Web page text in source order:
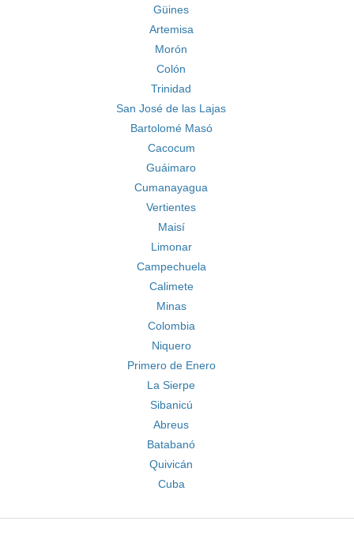
Güines
Artemisa
Morón
Colón
Trinidad
San José de las Lajas
Bartolomé Masó
Cacocum
Guáimaro
Cumanayagua
Vertientes
Maisí
Limonar
Campechuela
Calimete
Minas
Colombia
Niquero
Primero de Enero
La Sierpe
Sibanicú
Abreus
Batabanó
Quivicán
Cuba